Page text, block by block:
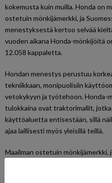
kokemusta kuin muilla. Honda on
ostetuin mönkijämerkki, ja
menestyksestä kertoo selvää
vuoden aikana Honda-mönkijöitä
12.058 kappaletta.
Hondan menestys perustuu
tekniikkaan, monipuolisiin
vetokykyyn ja työtehoon. Honda-
tulokkaina ovat traktorimallit,
käyttöaluetta entisestään, sillä
ajaa laillisesti myös yleisillä teillä.
Maailman ostetuin mönkijämerkki,